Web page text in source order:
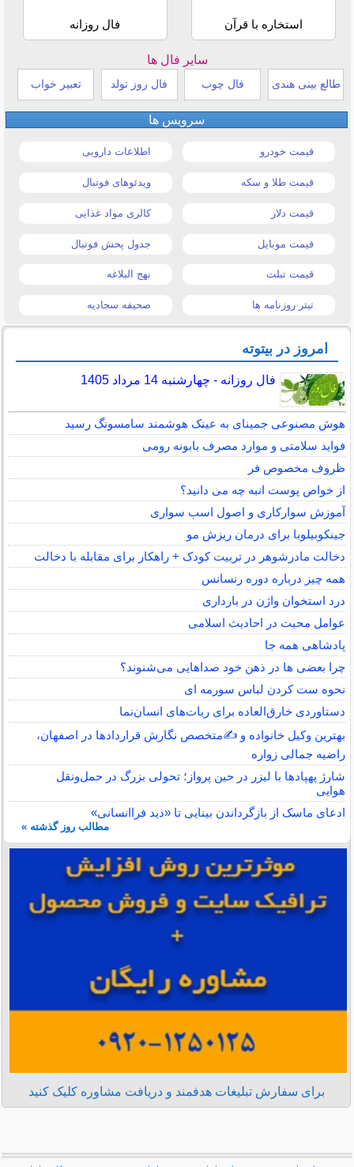
استخاره با قرآن فال روزانه
سایر فال ها
طالع بینی هندی فال چوب فال روز تولد تعبیر خواب
سرویس ها
قیمت خودرو اطلاعات دارویی
قیمت طلا و سکه ویدئوهای فوتبال
قیمت دلار کالری مواد غذایی
قیمت موبایل جدول پخش فوتبال
قیمت تبلت نهج البلاغه
تیتر روزنامه ها صحیفه سجادیه
امروز در بیتوته
فال روزانه - چهارشنبه 14 مرداد 1405
هوش مصنوعی جمینای به عینک هوشمند سامسونگ رسید
فواید سلامتی و موارد مصرف بابونه رومی
ظروف مخصوص فر
از خواص پوست انبه چه می دانید؟
آموزش سوارکاری و اصول اسب سواری
جینکوبیلوبا برای درمان ریزش مو
دخالت مادرشوهر در تربیت کودک + راهکار برای مقابله با دخالت
همه چیز درباره دوره رنسانس
درد استخوان واژن در بارداری
عوامل محبت در احادیث اسلامى
پادشاهی همه جا
چرا بعضی ها در ذهن خود صداهایی می‌شنوند؟
نحوه ست کردن لباس سورمه ای
دستاوردی خارق‌العاده برای ربات‌های انسان‌نما
بهترین وکیل خانواده و ✍️متخصص نگارش قراردادها در اصفهان،
راضیه جمالی زواره
شارژ پهپادها با لیزر در حین پرواز؛ تحولی بزرگ در حمل‌ونقل
هوایی
ادعای ماسک از بازگرداندن بینایی تا «دید فراانسانی»
مطالب روز گذشته »
برای سفارش تبلیغات هدفمند و دریافت مشاوره کلیک کنید